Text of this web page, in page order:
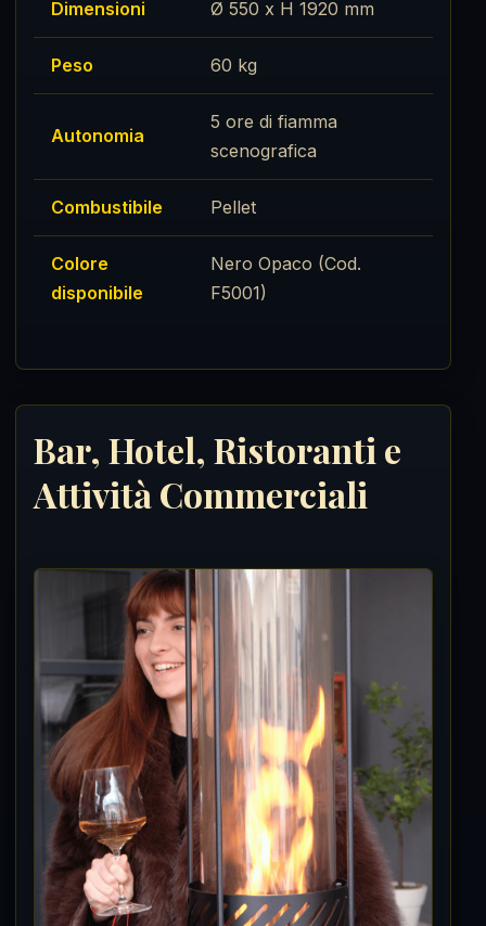
Dimensioni Ø 550 x H 1920 mm
Peso 60 kg
Autonomia
5 ore di fiamma
scenografica
Combustibile Pellet
Colore
disponibile
Nero Opaco (Cod.
F5001)
Bar, Hotel, Ristoranti e
Attività Commerciali